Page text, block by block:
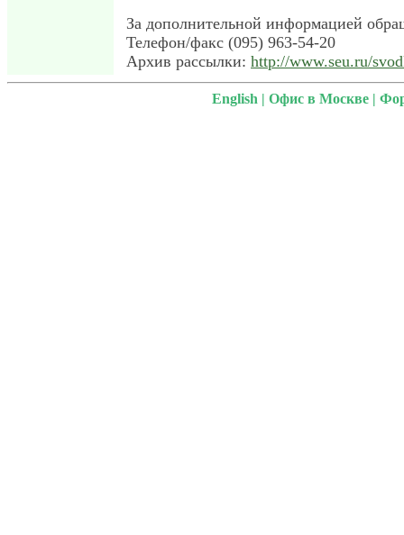
За дополнительной информацией
Телефон/факс (095) 963-54-20
Архив рассылки: http://www.seu.ru/
English |Офис в Москве |